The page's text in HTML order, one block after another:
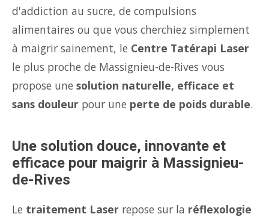
d'addiction au sucre, de compulsions
alimentaires ou que vous cherchiez simplement
à maigrir sainement, le Centre Tatérapi Laser
le plus proche de Massignieu-de-Rives vous
propose une solution naturelle, efficace et
sans douleur pour une perte de poids durable.
Une solution douce, innovante et
efficace pour maigrir à Massignieu-
de-Rives
Le traitement Laser repose sur la réflexologie